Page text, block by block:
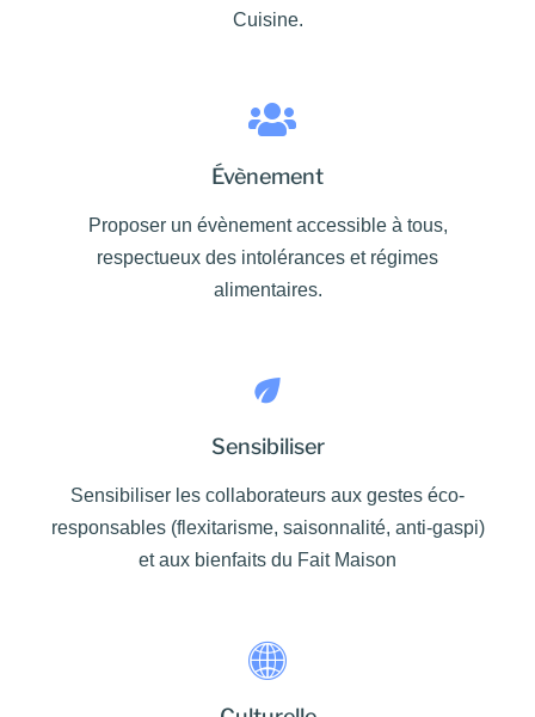
Cuisine.
Évènement
Proposer un évènement accessible à tous,
respectueux des intolérances et régimes
alimentaires.
Sensibiliser
Sensibiliser les collaborateurs aux gestes éco-
responsables (flexitarisme, saisonnalité, anti-gaspi)
et aux bienfaits du Fait Maison